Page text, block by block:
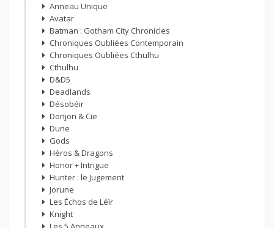
Anneau Unique
Avatar
Batman : Gotham City Chronicles
Chroniques Oubliées Contemporain
Chroniques Oubliées Cthulhu
Cthulhu
D&D5
Deadlands
Désobéir
Donjon & Cie
Dune
Gods
Héros & Dragons
Honor + Intrigue
Hunter : le Jugement
Jorune
Les Échos de Léïr
Knight